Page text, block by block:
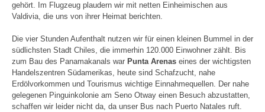
gehört. Im Flugzeug plaudern wir mit netten Einheimischen aus
Valdivia, die uns von ihrer Heimat berichten.
Die vier Stunden Aufenthalt nutzen wir für einen kleinen Bummel in der
südlichsten Stadt Chiles, die immerhin 120.000 Einwohner zählt. Bis
zum Bau des Panamakanals war Punta Arenas eines der wichtigsten
Handelszentren Südamerikas, heute sind Schafzucht, nahe
Erdölvorkommen und Tourismus wichtige Einnahmequellen. Der nahe
gelegenen Pinguinkolonie am Seno Otway einen Besuch abzustatten,
schaffen wir leider nicht da, da unser Bus nach Puerto Natales ruft.